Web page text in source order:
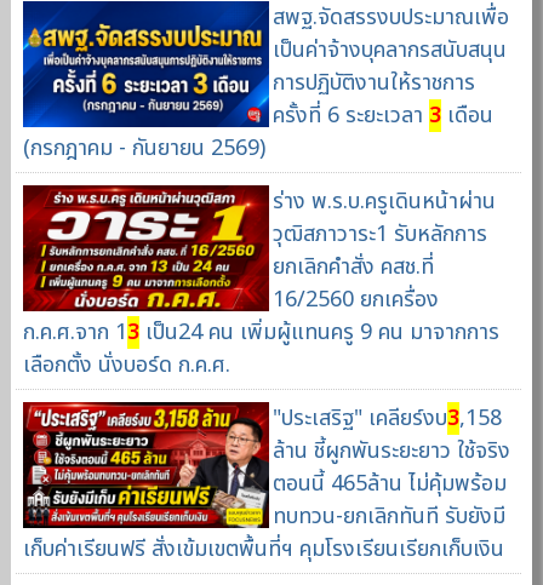
สพฐ.จัดสรรงบประมาณเพื่อ
เป็นค่าจ้างบุคลากรสนับสนุน
การปฏิบัติงานให้ราชการ
ครั้งที่ 6 ระยะเวลา 3เดือน
(กรกฎาคม - กันยายน 2569)
ร่าง พ.ร.บ.ครูเดินหน้าผ่าน
วุฒิสภาวาระ1 รับหลักการ
ยกเลิกคำสั่ง คสช.ที่
16/2560 ยกเครื่อง
ก.ค.ศ.จาก 13 เป็น24 คน เพิ่มผู้แทนครู 9 คน มาจากการ
เลือกตั้ง นั่งบอร์ด ก.ค.ศ.
"ประเสริฐ" เคลียร์งบ3,158
ล้าน ชี้ผูกพันระยะยาว ใช้จริง
ตอนนี้ 465ล้าน ไม่คุ้มพร้อม
ทบทวน-ยกเลิกทันที รับยังมี
เก็บค่าเรียนฟรี สั่งเข้มเขตพื้นที่ฯ คุมโรงเรียนเรียกเก็บเงิน